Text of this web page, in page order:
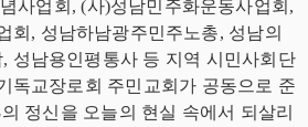
사업회, (사)성남민주화운동사업회,
회, 성남하남광주민주노총, 성남의
성남용인평통사 등 지역 시민사회단
독교장로회 주민교회가 공동으로 준
정신을 오늘의 현실 속에서 되살리